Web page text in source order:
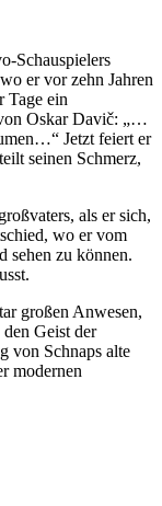
Schauspielers
er vor zehn Jahren
Tage ein
Oskar Davič: „…
Jetzt feiert er
seinen Schmerz,
als er sich,
wo er vom
sehen zu können.
großen Anwesen,
Geist der
von Schnaps alte
modernen